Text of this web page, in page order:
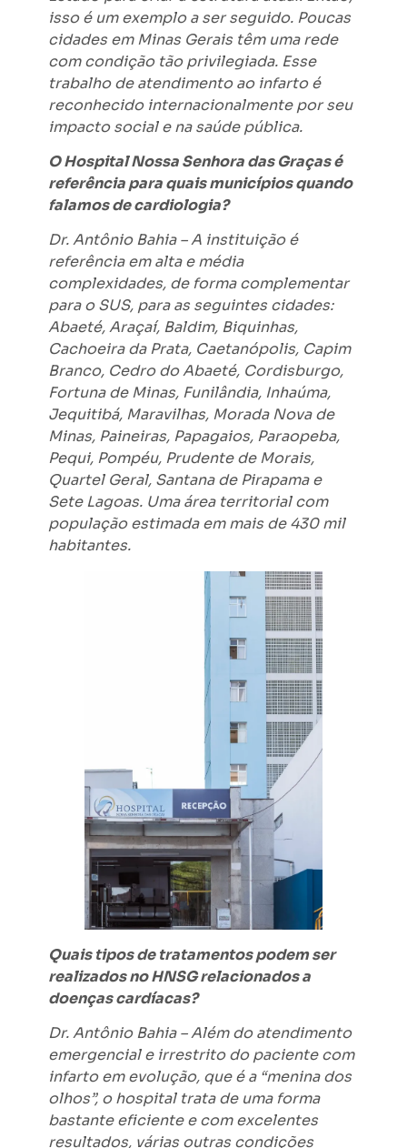
isso é um exemplo a ser seguido. Poucas
cidades em Minas Gerais têm uma rede
com condição tão privilegiada. Esse
trabalho de atendimento ao infarto é
reconhecido internacionalmente por seu
impacto social e na saúde pública.
O Hospital Nossa Senhora das Graças é
referência para quais municípios quando
falamos de cardiologia?
Dr. Antônio Bahia – A instituição é
referência em alta e média
complexidades, de forma complementar
para o SUS, para as seguintes cidades:
Abaeté, Araçaí, Baldim, Biquinhas,
Cachoeira da Prata, Caetanópolis, Capim
Branco, Cedro do Abaeté, Cordisburgo,
Fortuna de Minas, Funilândia, Inhaúma,
Jequitibá, Maravilhas, Morada Nova de
Minas, Paineiras, Papagaios, Paraopeba,
Pequi, Pompéu, Prudente de Morais,
Quartel Geral, Santana de Pirapama e
Sete Lagoas. Uma área territorial com
população estimada em mais de 430 mil
habitantes.
Quais tipos de tratamentos podem ser
realizados no HNSG relacionados a
doenças cardíacas?
Dr. Antônio Bahia – Além do atendimento
emergencial e irrestrito do paciente com
infarto em evolução, que é a “menina dos
olhos”, o hospital trata de uma forma
bastante eficiente e com excelentes
resultados, várias outras condições